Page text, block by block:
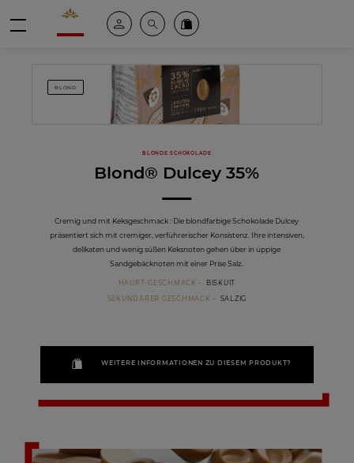
Valrhona - Imaginons le meilleur du chocolat
Mein kontoSuche Valrhona Collection
BLOND
BLONDE SCHOKOLADE
Blond® Dulcey 35%
Cremig und mit Keksgeschmack : Die blondfarbige Schokolade Dulcey
präsentiert sich mit cremiger, verführerischer Konsistenz. Ihre intensiven,
delikaten und wenig süßen Keksnoten gehen über in üppige
Sandgebäcknoten mit einer Prise Salz.
HAUPT-GESCHMACK BISKUIT
SEKUNDÄRER GESCHMACK SALZIG
WEITERE INFORMATIONEN ZU DIESEM PRODUKT?